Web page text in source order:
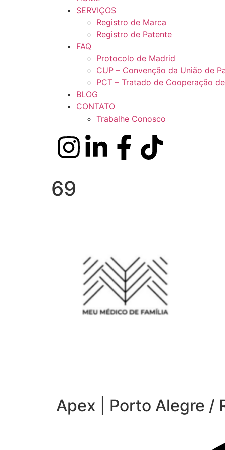
SERVIÇOS
Registro de Marca
Registro de Patente
FAQ
Protocolo de Madrid
CUP – Convenção da União de
PCT – Tratado de Cooperação
BLOG
CONTATO
Trabalhe Conosco
69
Apex | Porto Alegre /